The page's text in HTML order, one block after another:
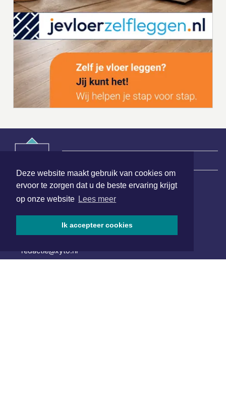
Deze website maakt gebruik van cookies om
ervoor te zorgen dat u de beste ervaring krijgt
op onze website Lees meer
Ik accepteer cookies
Hoofdvestiging:
072 8200 600
redactie@xyto.nl